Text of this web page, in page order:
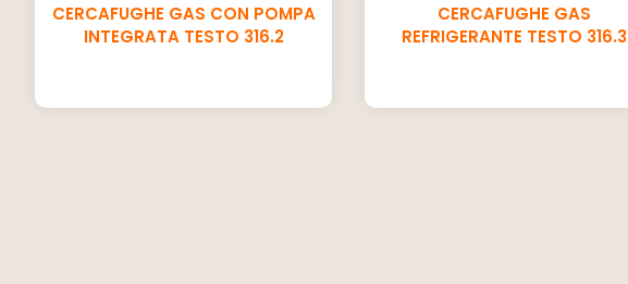
CERCAFUGHE GAS CON POMPA
INTEGRATA TESTO 316.2
CERCAFUGHE GAS
REFRIGERANTE TESTO 316.3